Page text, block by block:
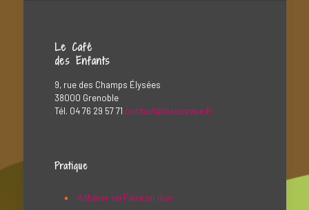
Le Café
des Enfants
9, rue des Champs Élysées
38000 Grenoble
Tél. 04 76 29 57 71 contact@lasoupape.fr
Pratique
Adhérer ou Faire un don